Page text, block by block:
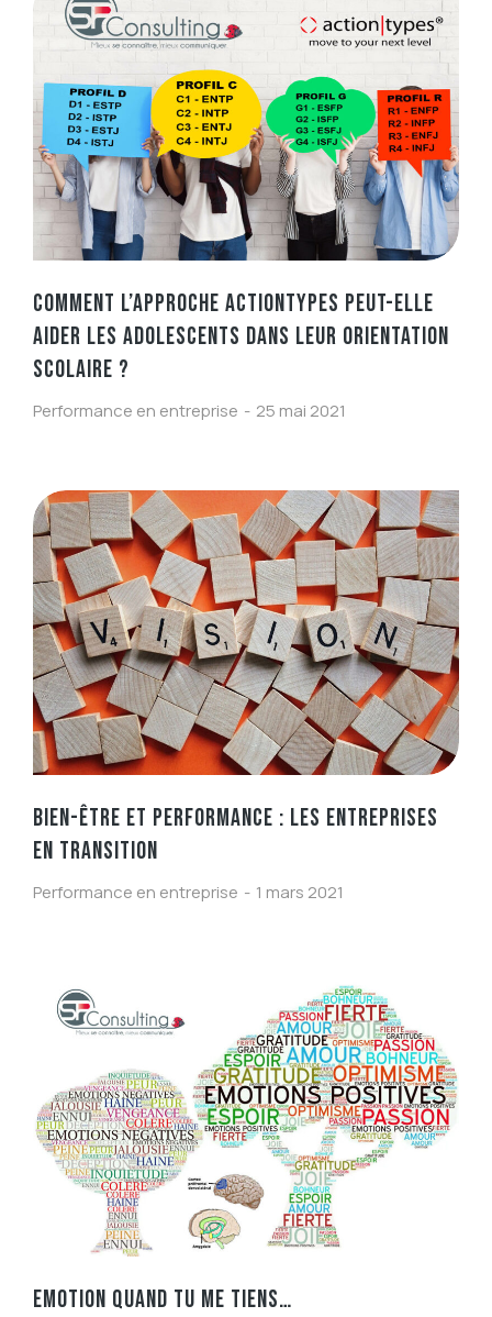
COMMENT L’APPROCHE ACTIONTYPES PEUT-ELLE
AIDER LES ADOLESCENTS DANS LEUR ORIENTATION
SCOLAIRE ?
Performance en entreprise 25 mai 2021
BIEN-ÊTRE ET PERFORMANCE : LES ENTREPRISES
EN TRANSITION
Performance en entreprise 1 mars 2021
EMOTION QUAND TU ME TIENS…